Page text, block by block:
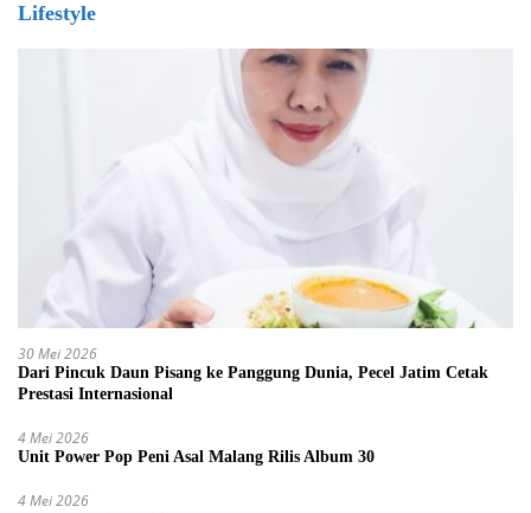
Lifestyle
30 Mei 2026
Dari Pincuk Daun Pisang ke Panggung Dunia, Pecel Jatim Cetak
Prestasi Internasional
4 Mei 2026
Unit Power Pop Peni Asal Malang Rilis Album 30
4 Mei 2026